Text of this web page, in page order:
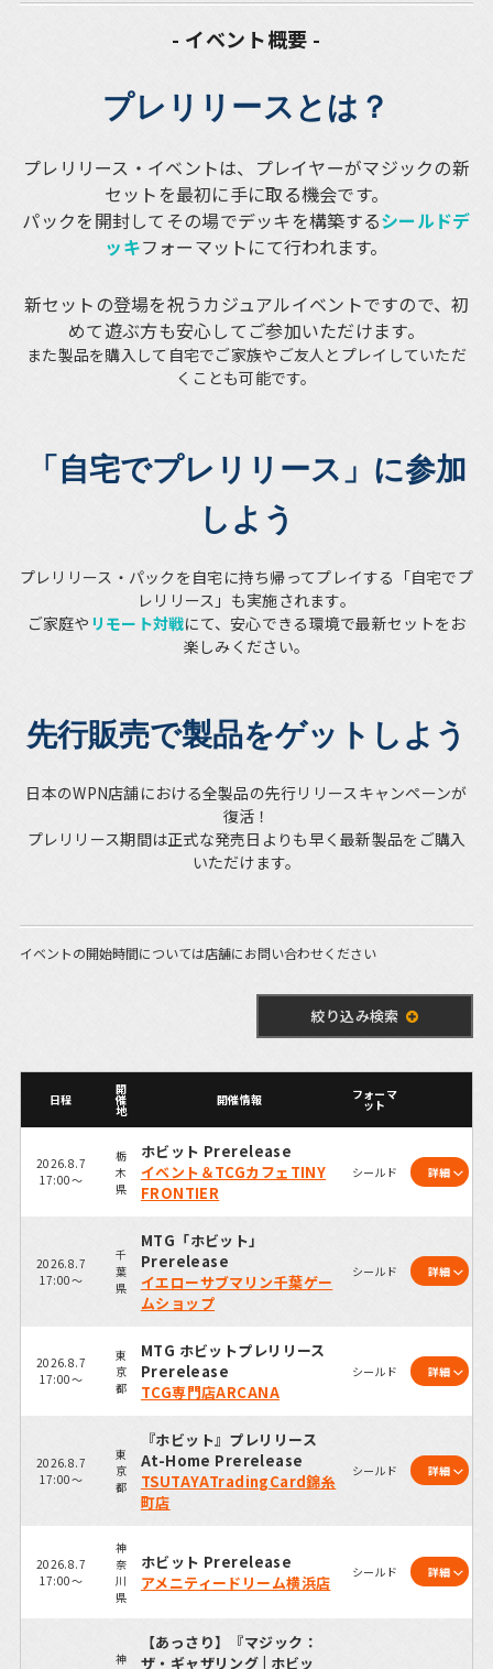
- イベント概要 -
プレリリースとは？
プレリリース・イベントは、プレイヤーがマジックの新
セットを最初に手に取る機会です。
パックを開封してその場でデッキを構築するシールドデ
ッキフォーマットにて行われます。
新セットの登場を祝うカジュアルイベントですので、初
めて遊ぶ方も安心してご参加いただけます。
また製品を購入して自宅でご家族やご友人とプレイしていただ
くことも可能です。
「自宅でプレリリース」に参加
しよう
プレリリース・パックを自宅に持ち帰ってプレイする「自宅でプ
レリリース」も実施されます。
ご家庭や リモート対戦にて、安心できる環境で最新セットをお
楽しみください。
先行販売で製品をゲットしよう
日本のWPN店舗における全製品の先行リリースキャンペーンが
復活！
プレリリース期間は正式な発売日よりも早く最新製品をご購入
いただけます。
イベントの開始時間については店舗にお問い合わせください
絞り込み検索
日程
開
催
地
開催情報 フォーマ
ット
2026.8.7
17:00～
栃
木
県
ホビット Prerelease
イベント＆TCGカフェTINY
FRONTIER
シールド 詳細
2026.8.7
17:00～
千
葉
県
MTG「ホビット」
Prerelease
イエローサブマリン千葉ゲー
ムショップ
シールド 詳細
2026.8.7
17:00～
東
京
都
MTG ホビットプレリリース
Prerelease
TCG専門店ARCANA
シールド 詳細
2026.8.7
17:00～
東
京
都
『ホビット』プレリリース
At-Home Prerelease
TSUTAYATradingCard錦糸
町店
シールド 詳細
2026.8.7
17:00～
神
奈
川
県
ホビット Prerelease
アメニティードリーム横浜店
シールド 詳細
神
【あっさり】『マジック：
ザ・ギャザリング | ホビッ